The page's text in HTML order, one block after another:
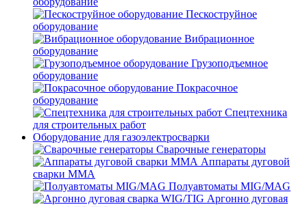
Пескоструйное
оборудование
Вибрационное
оборудование
Грузоподъемное
оборудование
Покрасочное
оборудование
Спецтехника
для строительных работ
Оборудование для газоэлектросварки
Сварочные генераторы
Аппараты дуговой
сварки MMA
Полуавтоматы MIG/MAG
Аргонно дуговая